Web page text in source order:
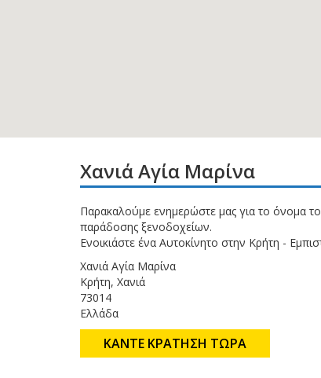
Χανιά Αγία Μαρίνα
Παρακαλούμε ενημερώστε μας για το όνομα
παράδοσης ξενοδοχείων.
Ενοικιάστε ένα Αυτοκίνητο στην Κρήτη -
Χανιά Αγία Μαρίνα
Κρήτη, Χανιά
73014
Ελλάδα
ΚΑΝΤΕ ΚΡΑΤΗΣΗ ΤΩΡΑ